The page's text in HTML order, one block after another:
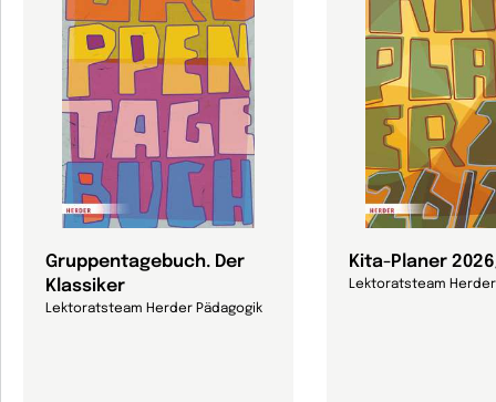
Gruppentagebuch. Der
Klassiker
Lektoratsteam Herder Pädagogik
Kita-Planer
Lektoratsteam Herder